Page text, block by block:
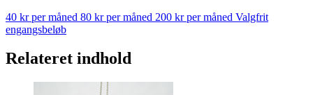
40 kr per måned 80 kr per måned 200 kr per måned Valgfrit
engangsbeløb
Relateret indhold